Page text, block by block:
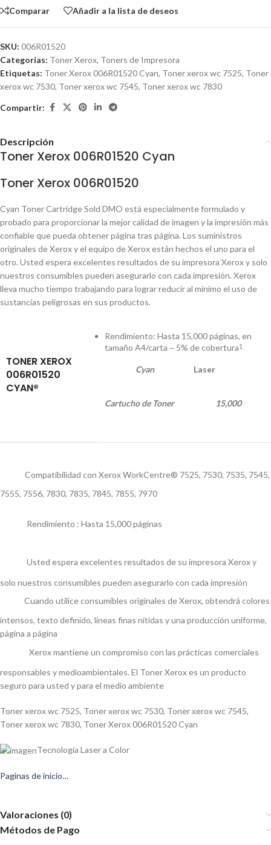
Comparar Añadir a la lista de deseos
SKU: 006R01520
Categorías: Toner Xerox, Toners de Impresora
Etiquetas: Toner Xerox 006R01520 Cyan, Toner xerox wc 7525, Toner
xerox wc 7530, Toner xerox wc 7545, Toner xerox wc 7830
Compartir:
Descripción
Toner Xerox 006R01520 Cyan
Toner Xerox 006R01520
Cyan Toner Cartridge Sold DMO está especialmente formulado y
probado para proporcionar la mejor calidad de imagen y la impresión más
confiable que pueda obtener página tras página. Los suministros
originales de Xerox y el equipo de Xerox están hechos el uno para el
otro. Usted espera excelentes resultados de su impresora Xerox y solo
nuestros consumibles pueden asegurarlo con cada impresión. Xerox
lleva mucho tiempo trabajando para lograr reducir al mínimo el uso de
sustancias peligrosas en sus productos.
TONER XEROX
006R01520
CYAN®
Rendimiento: Hasta 15,000 páginas, en
tamaño A4/carta ~ 5% de cobertura1
Cyan Laser
Cartucho de Toner 15,000
Compatibilidad con Xerox WorkCentre® 7525, 7530, 7535, 7545,
7555, 7556, 7830, 7835, 7845, 7855, 7970
Rendimiento : Hasta 15,000 páginas
Usted espera excelentes resultados de su impresora Xerox y
solo nuestros consumibles pueden asegurarlo con cada impresión
Cuando utilice consumibles originales de Xerox, obtendrá colores
intensos, texto definido, líneas finas nítidas y una producción uniforme,
página a página
Xerox mantiene un compromiso con las prácticas comerciales
responsables y medioambientales. El Toner Xerox es un producto
seguro para usted y para el medio ambiente
Toner xerox wc 7525, Toner xerox wc 7530, Toner xerox wc 7545,
Toner xerox wc 7830, Toner Xerox 006R01520 Cyan
Tecnología Laser a Color
Paginas de inicio…
Valoraciones (0)
Métodos de Pago